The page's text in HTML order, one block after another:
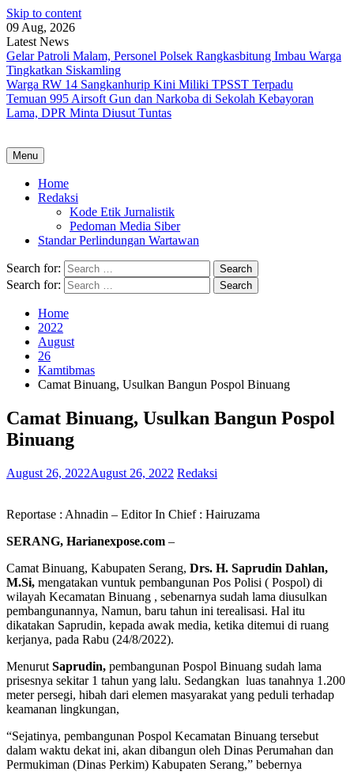
Skip to content
09 Aug, 2026
Latest News
Gelar Patroli Malam, Personel Polsek Rangkasbitung Imbau Warga
Tingkatkan Siskamling
Warga RW 14 Sangkanhurip Kini Miliki TPSST Terpadu
Temuan 995 Airsoft Gun dan Narkoba di Sekolah Kebayoran
Lama, DPR Minta Diusut Tuntas
Menu
Home
Redaksi
Kode Etik Jurnalistik
Pedoman Media Siber
Standar Perlindungan Wartawan
Search for:
Search for:
Home
2022
August
26
Kamtibmas
Camat Binuang, Usulkan Bangun Pospol Binuang
Camat Binuang, Usulkan Bangun Pospol
Binuang
August 26, 2022August 26, 2022 Redaksi
Reportase : Ahnadin – Editor In Chief : Hairuzama
SERANG, Harianexpose.com –
Camat Binuang, Kabupaten Serang, Drs. H. Saprudin Dahlan,
M.Si, mengatakan vuntuk pembangunan Pos Polisi ( Pospol) di
wilayah Kecamatan Binuang , sebenarnya sudah lama diusulkan
pembangunannya, Namun, baru tahun ini terealisasi. Hal itu
dikatakan Saprudin, kepada awak media, ketika ditemui di ruang
kerjanya, pada Rabu (24/8/2022).
Menurut Saprudin, pembangunan Pospol Binuang sudah lama
prisesnya sekitar 1 tahun yang lalu. Sedangkan luas tanahnya 1.200
meter persegi, hibah dari elemen masyarakat yang peduli terhadap
keamanan lingkungan,
“Sejatinya, pembangunan Pospol Kecamatan Binuang tersebut
dalam waktu dekat ini, akan dibangun oleh Dinas Perumahan dan
Permukiman (Dinas Perkim) Kabupaten Serang,” bebernya